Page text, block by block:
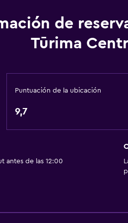
de
Tūrima
Puntuación de la ubicación
9,7
antes de las 12:00